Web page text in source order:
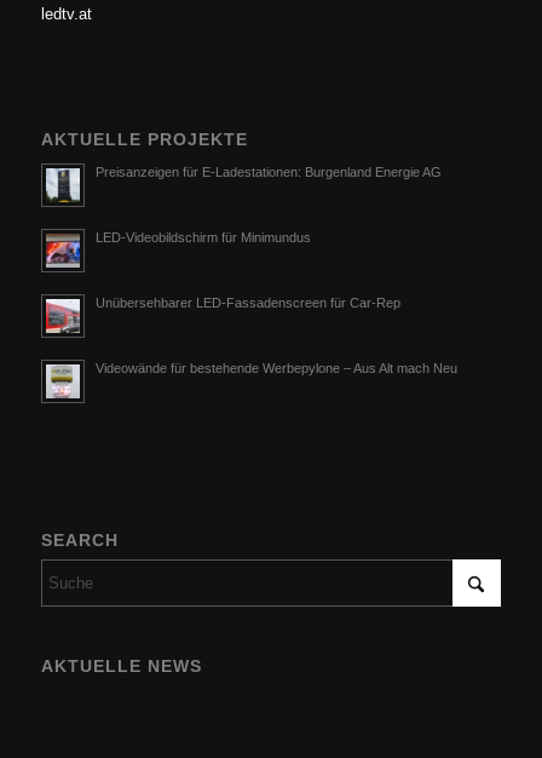
ledtv.at
AKTUELLE PROJEKTE
Preisanzeigen für E-Ladestationen: Burgenland Energie AG
LED-Videobildschirm für Minimundus
Unübersehbarer LED-Fassadenscreen für Car-Rep
Videowände für bestehende Werbepylone – Aus Alt mach Neu
SEARCH
AKTUELLE NEWS